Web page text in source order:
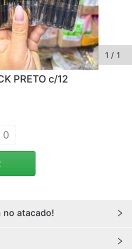
1 / 1
PRETO c/12
no atacado!
Acesse a loja da